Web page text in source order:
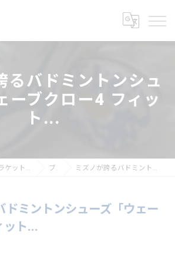
るバドミントンシュ
ーブクロー4 フィッ
ト...
埼玉県大宮と柏のラケットショップならラケットショップキャビン ブログ ミズノが誇るバドミントンシューズ「ウェーブクロー4 フィット...
ドミントンシューズ「ウェー
ット...